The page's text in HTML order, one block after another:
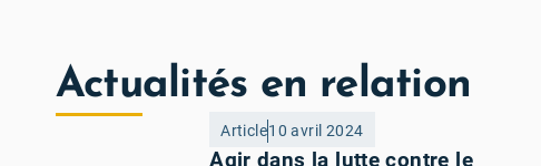
Actualités en relation
Article10 avril 2024
Agir dans la lutte contre le